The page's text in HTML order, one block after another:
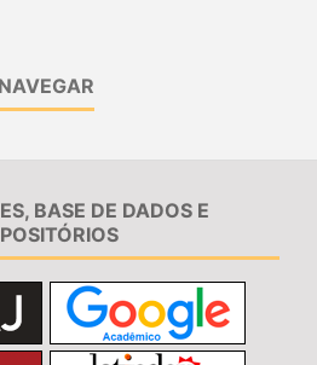
NAVEGAR
BASE DE DADOS E